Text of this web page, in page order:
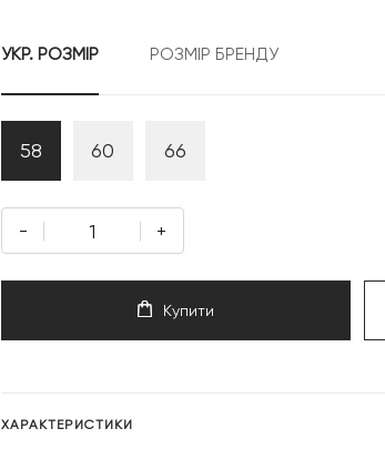
999 грн.
УКР. РОЗМІР РОЗМІР БРЕНДУ
58 60 66
- +
Купити
ХАРАКТЕРИСТИКИ